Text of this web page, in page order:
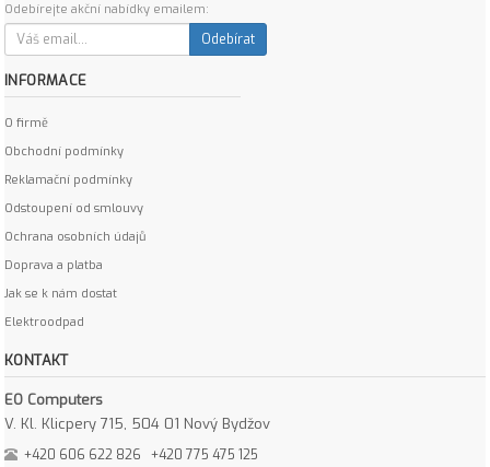
Odebírejte akční nabídky emailem:
Odebírat
INFORMACE
O firmě
Obchodní podmínky
Reklamační podmínky
Odstoupení od smlouvy
Ochrana osobních údajů
Doprava a platba
Jak se k nám dostat
Elektroodpad
KONTAKT
EO Computers
V. Kl. Klicpery 715, 504 01 Nový Bydžov
+420 606 622 826 +420 775 475 125